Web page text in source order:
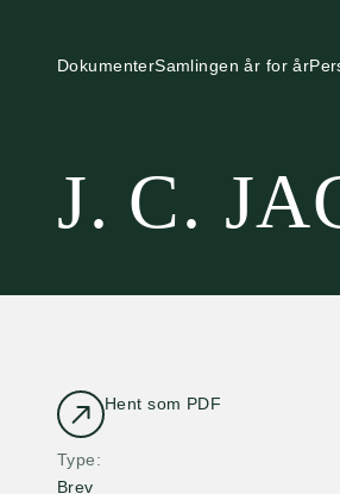
DokumenterSamlingen år for år
J. C.
Hent som PDF
Type
Brev